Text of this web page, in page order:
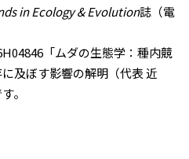
in Ecology & Evolution誌（電
「ムダの生態学：種内競
及ぼす影響の解明（代表 近
。